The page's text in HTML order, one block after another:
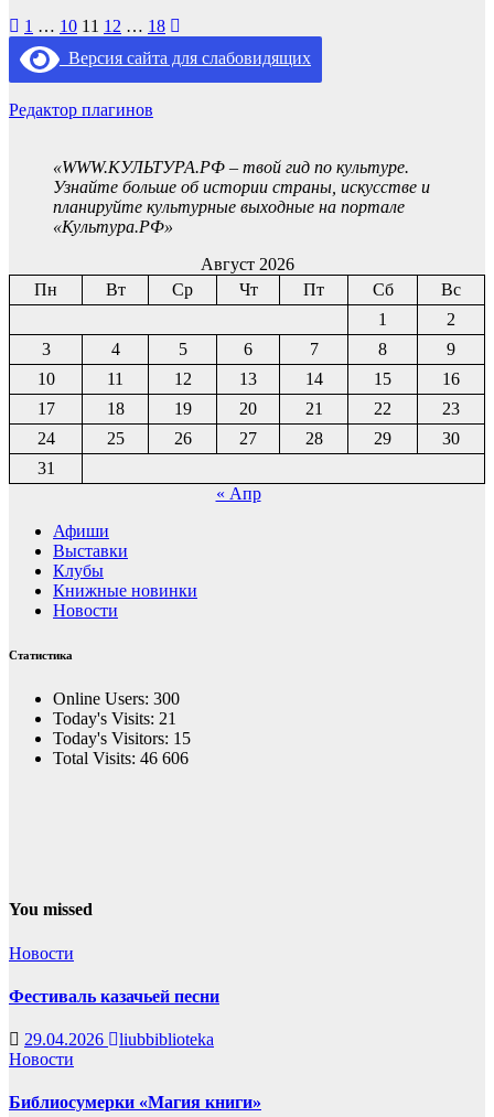
Пагинация
записей
1 … 10 11 12 … 18
Версия сайта для слабовидящих
Редактор плагинов
«WWW.КУЛЬТУРА.РФ – твой гид по культуре.
Узнайте больше об истории страны, искусстве и
планируйте культурные выходные на портале
«Культура.РФ»
Август 2026
Пн
Вт Ср Чт Пт Сб
Вс
1
2
3
4 5 6 7 8
9
10
11 12 13 14 15
16
17
18 19 20 21 22
23
24
25 26 27 28 29
30
31
« Апр
Афиши
Выставки
Клубы
Книжные новинки
Новости
Статистика
Online Users: 300
Today's Visits: 21
Today's Visitors: 15
Total Visits: 46 606
You missed
Новости
Фестиваль казачьей песни
29.04.2026
liubbiblioteka
Новости
Библиосумерки «Магия книги»